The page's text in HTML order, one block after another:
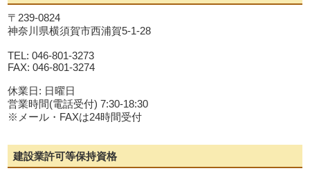
〒239-0824
神奈川県横須賀市西浦賀5-1-28
TEL: 046-801-3273
FAX: 046-801-3274
休業日: 日曜日
営業時間(電話受付) 7:30-18:30
※メール・FAXは24時間受付
建設業許可等保持資格